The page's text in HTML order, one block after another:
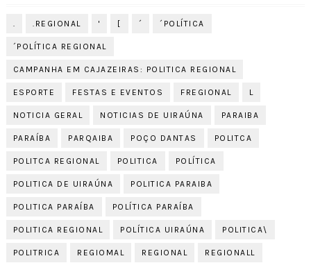
. .REGIONAL ' [ ´ ´POLÍTICA
´POLÍTICA REGIONAL
CAMPANHA EM CAJAZEIRAS: POLITICA REGIONAL
ESPORTE FESTAS E EVENTOS FREGIONAL L
NOTICIA GERAL NOTICIAS DE UIRAÚNA PARAIBA
PARAÍBA PARQAIBA POÇO DANTAS POLITCA
POLITCA REGIONAL POLITICA POLÍTICA
POLITICA DE UIRAÚNA POLITICA PARAIBA
POLITICA PARAÍBA POLÍTICA PARAÍBA
POLITICA REGIONAL POLÍTICA UIRAÚNA POLITICA\
POLITRICA REGIOMAL REGIONAL REGIONALL